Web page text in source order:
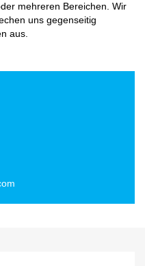
mehreren Bereichen. Wir
uns gegenseitig
aus.